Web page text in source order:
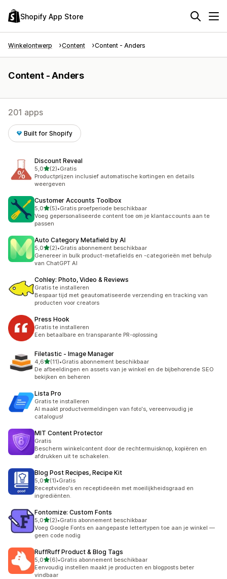
Shopify App Store
Winkelontwerp Content Content - Anders
Content - Anders
201 apps
Built for Shopify
Discount Reveal
5,0van 5 sterren
(2)
2 recensies in totaal
•Gratis
Productprijzen inclusief automatische kortingen en details
weergeven
Customer Accounts Toolbox
5,0van 5 sterren
(5)
5 recensies in totaal
•Gratis proefperiode beschikbaar
Voeg gepersonaliseerde content toe om je klantaccounts aan te
passen
Auto Category Metafield by AI
5,0van 5 sterren
(2)
2 recensies in totaal
•Gratis abonnement beschikbaar
Genereer in bulk product-metafields en -categorieën met behulp
van ChatGPT AI
Cohley: Photo, Video & Reviews
Gratis te installeren
Bespaar tijd met geautomatiseerde verzending en tracking van
producten voor creators
Press Hook
Gratis te installeren
Een betaalbare en transparante PR-oplossing
Filetastic ‑ Image Manager
4,6van 5 sterren
(11)
11 recensies in totaal
•Gratis abonnement beschikbaar
De afbeeldingen en assets van je winkel en de bijbehorende SEO
bekijken en beheren
Lista Pro
Gratis te installeren
AI maakt productvermeldingen van foto's, vereenvoudig je
catalogus!
MIT Content Protector
Gratis
Bescherm winkelcontent door de rechtermuisknop, kopiëren en
afdrukken uit te schakelen.
Blog Post Recipes, Recipe Kit
5,0van 5 sterren
(1)
1 recensies in totaal
•Gratis
Receptvideo's en receptideeën met moeilijkheidsgraad en
ingrediënten.
Fontomize: Custom Fonts
5,0van 5 sterren
(2)
2 recensies in totaal
•Gratis abonnement beschikbaar
Voeg Google Fonts en aangepaste lettertypen toe aan je winkel —
geen code nodig
RuffRuff Product & Blog Tags
5,0van 5 sterren
(6)
6 recensies in totaal
•Gratis abonnement beschikbaar
Eenvoudig instellen maakt je producten en blogposts beter
vindbaar